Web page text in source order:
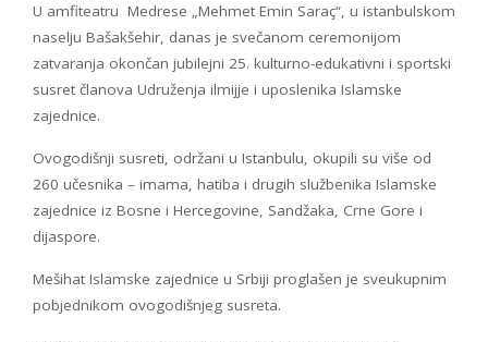
U amfiteatru Medrese „Mehmet Emin Saraç“, u istanbulskom
naselju Bašakšehir, danas je svečanom ceremonijom
zatvaranja okončan jubilejni 25. kulturno-edukativni i sportski
susret članova Udruženja ilmijje i uposlenika Islamske
zajednice.
Ovogodišnji susreti, održani u Istanbulu, okupili su više od
260 učesnika – imama, hatiba i drugih službenika Islamske
zajednice iz Bosne i Hercegovine, Sandžaka, Crne Gore i
dijaspore.
Mešihat Islamske zajednice u Srbiji proglašen je sveukupnim
pobjednikom ovogodišnjeg susreta.